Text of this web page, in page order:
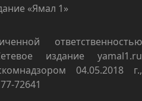
«Ямал 1»
ответственностью
издание yamal1.ru
04.05.2018 г.,
72641